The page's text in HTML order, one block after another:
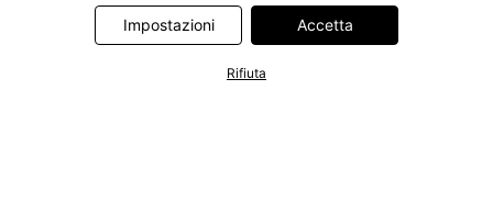
Limited, Pinterest Europe Limited, RTB-House GmbH, TikTok
Information Technologies UK Limited. Ulteriori informazioni sul
informativa privacy e cookie
Impostazioni Accetta
Rifiuta